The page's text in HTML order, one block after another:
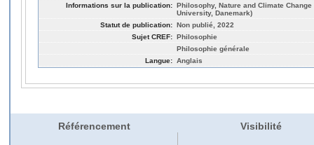
Informations sur la publication: Philosophy, Nature and Climate
University, Danemark)
Statut de publication: Non publié, 2022
Sujet CREF: Philosophie
Philosophie générale
Langue: Anglais
Référencement Visibilité